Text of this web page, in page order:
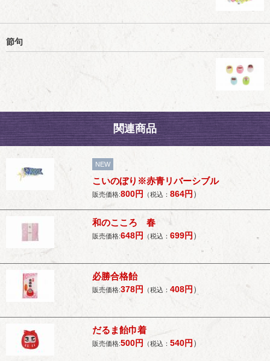
節句
関連商品
NEW
こいのぼり※赤青リバーシブル
販売価格:800円 （税込： 864円）
和のこころ 春
販売価格:648円 （税込： 699円）
必勝合格飴
販売価格:378円 （税込： 408円）
だるま飴巾着
販売価格:500円 （税込： 540円）